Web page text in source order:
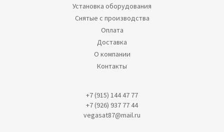
Установка оборудования
Снятые с производства
Оплата
Доставка
О компании
Контакты
+7 (915) 144 47 77
+7 (926) 937 77 44
vegasat87@mail.ru